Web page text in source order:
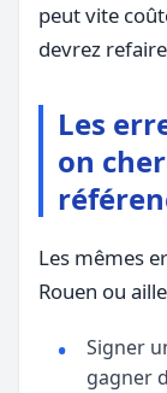
peut vite
devrez
Les
on
Les mêmes
Rouen ou
Signer
gagner